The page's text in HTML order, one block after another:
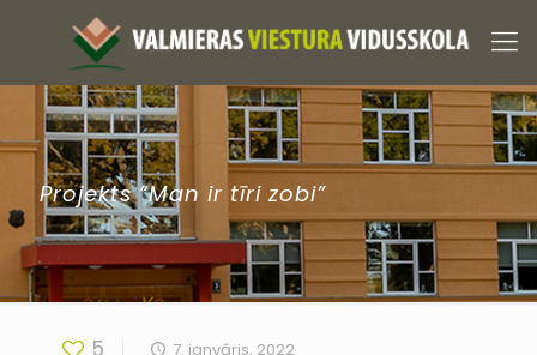
Projekts “Man ir tīri zobi”
5 7. janvāris, 2022